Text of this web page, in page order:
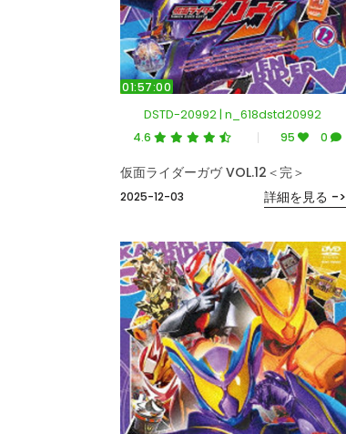
01:57:00
DSTD-20992 | n_618dstd20992
4.6 95 0
2025-12-03
仮面ライダーガヴ VOL.12＜完＞
詳細を見る ->